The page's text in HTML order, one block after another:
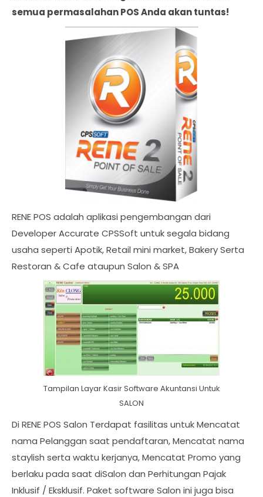
semua permasalahan POS Anda akan tuntas!
RENE POS adalah aplikasi pengembangan dari
Developer Accurate CPSSoft untuk segala bidang
usaha seperti Apotik, Retail mini market, Bakery Serta
Restoran & Cafe ataupun Salon & SPA
Tampilan Layar Kasir Software Akuntansi Untuk
SALON
Di RENE POS Salon Terdapat fasilitas untuk Mencatat
nama Pelanggan saat pendaftaran, Mencatat nama
staylish serta waktu kerjanya, Mencatat Promo yang
berlaku pada saat diSalon dan Perhitungan Pajak
Inklusif / Eksklusif. Paket software Salon ini juga bisa